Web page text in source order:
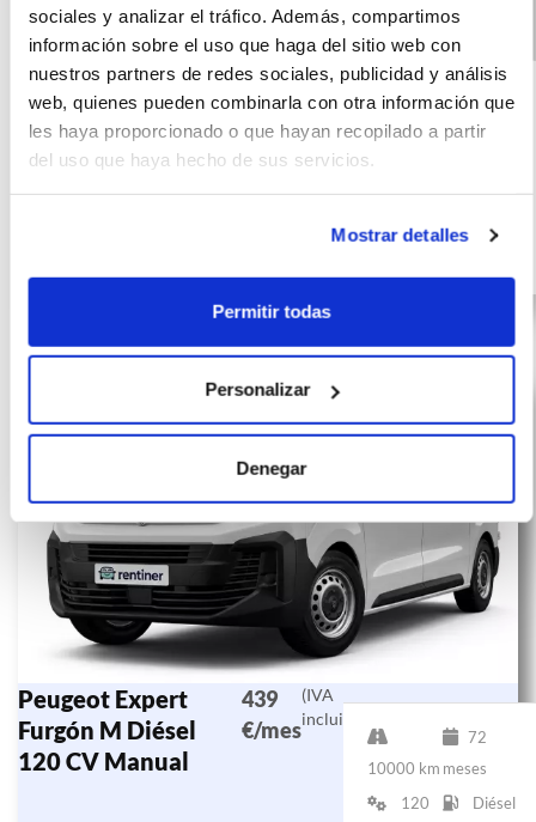
sociales y analizar el tráfico. Además, compartimos
información sobre el uso que haga del sitio web con
nuestros partners de redes sociales, publicidad y análisis
web, quienes pueden combinarla con otra información que
les haya proporcionado o que hayan recopilado a partir
del uso que haya hecho de sus servicios.
Mostrar detalles
Permitir todas
Personalizar
Denegar
Peugeot Partner
Furgón M Diésel
100CV 4 Puertas
Empresas
356
€/mes
(IVA
incluido)
10000
meses
CV
Peugeot Expert
Furgón M Diésel
120 CV Manual
439
€/mes
(IVA
incluido)
10000 km
72
meses
120
Diésel